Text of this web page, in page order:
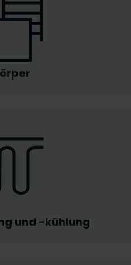
und -kühlung